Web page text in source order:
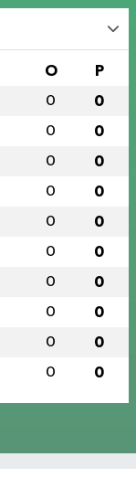
O P
0 0
0 0
0 0
0 0
0 0
0 0
0 0
0 0
0 0
0 0